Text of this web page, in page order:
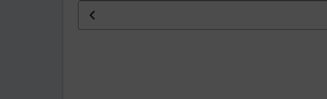
Uhrzeit der Hinfahrt